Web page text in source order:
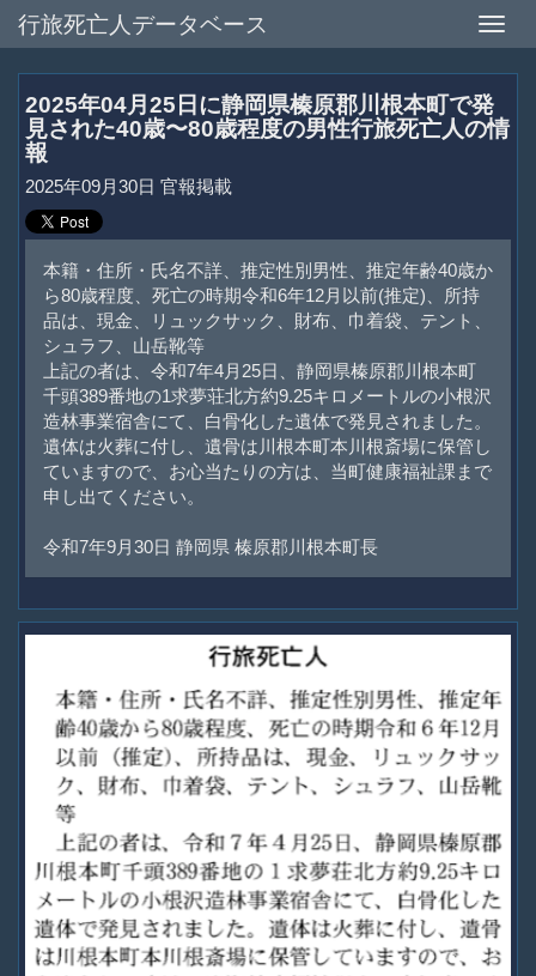
Toggle
行旅死亡人データベース
2025年04月25日に静岡県榛原郡川根本町で発
見された40歳〜80歳程度の男性行旅死亡人の情
報
2025年09月30日 官報掲載
本籍・住所・氏名不詳、推定性別男性、推定年齢40歳か
ら80歳程度、死亡の時期令和6年12月以前(推定)、所持
品は、現金、リュックサック、財布、巾着袋、テント、
シュラフ、山岳靴等
上記の者は、令和7年4月25日、静岡県榛原郡川根本町
千頭389番地の1求夢荘北方約9.25キロメートルの小根沢
造林事業宿舎にて、白骨化した遺体で発見されました。
遺体は火葬に付し、遺骨は川根本町本川根斎場に保管し
ていますので、お心当たりの方は、当町健康福祉課まで
申し出てください。
令和7年9月30日 静岡県 榛原郡川根本町長